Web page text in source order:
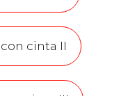
cinta II